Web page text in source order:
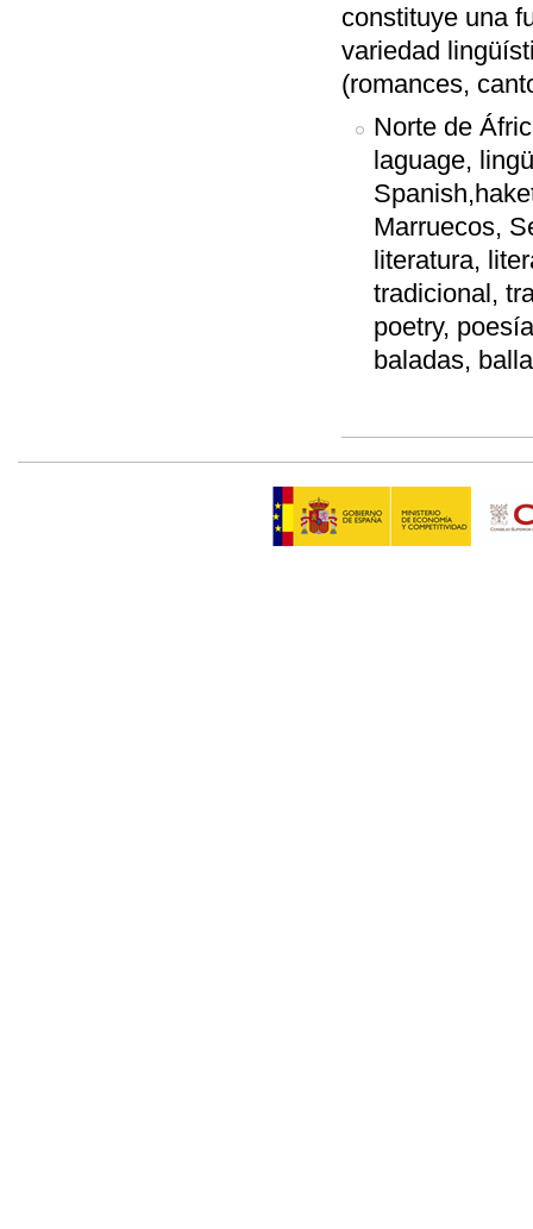
constituye una
variedad
(romances,
Norte de
laguage,
Marruecos,
literatura,
tradicional,
poetry,
baladas,